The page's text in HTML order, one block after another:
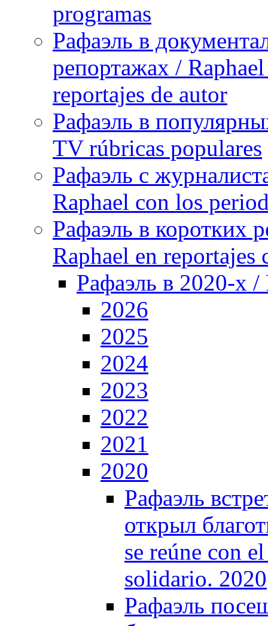
programas
Рафаэль в
репортажах /
reportajes de autor
Рафаэль в
TV rúbricas populares
Рафаэль с
Raphael con los
Рафаэль в коротких
Raphael en reportajes
Рафаэль в 2020-х /
2026
2025
2024
2023
2022
2021
2020
Рафаэль
открыл
se reúne con
solidario. 2020
Рафаэль